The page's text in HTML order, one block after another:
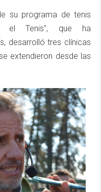
su programa de tenis
el Tenis", que ha
desarrolló tres clínicas
extendieron desde las